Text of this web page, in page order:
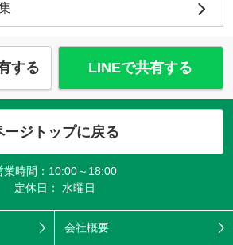
する LINEで共有する
ージトップに戻る
業時間：10:00～18:00
定休日： 水曜日
会社概要